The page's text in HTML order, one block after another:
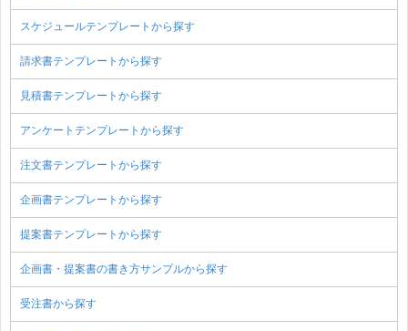
スケジュールテンプレートから探す
請求書テンプレートから探す
見積書テンプレートから探す
アンケートテンプレートから探す
注文書テンプレートから探す
企画書テンプレートから探す
提案書テンプレートから探す
企画書・提案書の書き方サンプルから探す
受注書から探す